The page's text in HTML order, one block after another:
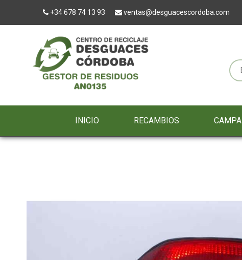
+34 678 74 13 93 ventas@desguacescordoba.com
INICIO RECAMBIOS CAMPA